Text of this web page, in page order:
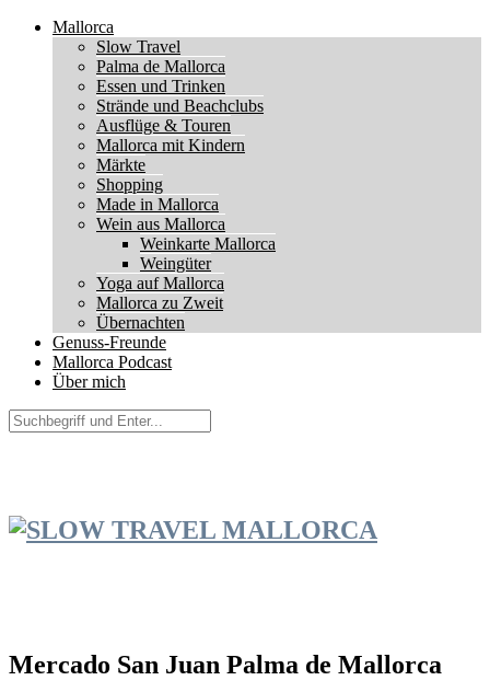
Mallorca
Slow Travel
Palma de Mallorca
Essen und Trinken
Strände und Beachclubs
Ausflüge & Touren
Mallorca mit Kindern
Märkte
Shopping
Made in Mallorca
Wein aus Mallorca
Weinkarte Mallorca
Weingüter
Yoga auf Mallorca
Mallorca zu Zweit
Übernachten
Genuss-Freunde
Mallorca Podcast
Über mich
Mercado San Juan Palma de Mallorca